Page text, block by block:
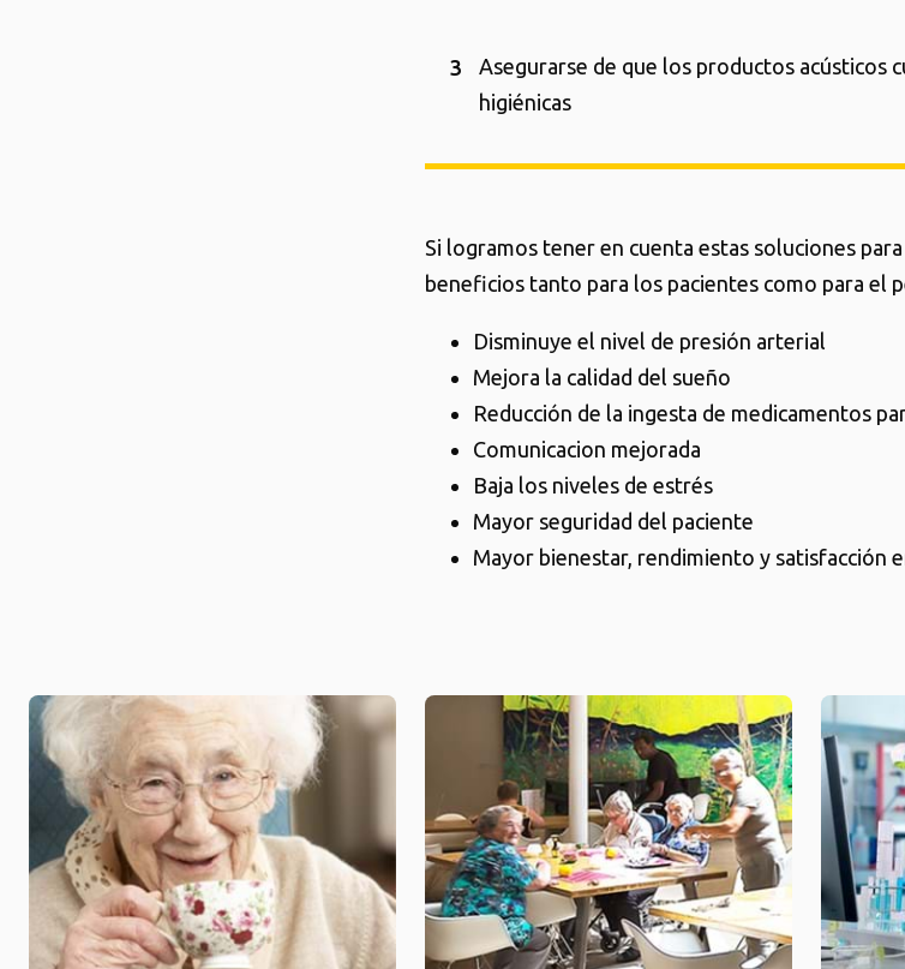
Asegurarse de que los productos acústicos
higiénicas
Si logramos tener en cuenta estas soluciones
beneficios tanto para los pacientes como para el
Disminuye el nivel de presión arterial
Mejora la calidad del sueño
Reducción de la ingesta de medicamentos
Comunicacion mejorada
Baja los niveles de estrés
Mayor seguridad del paciente
Mayor bienestar, rendimiento y satisfacción